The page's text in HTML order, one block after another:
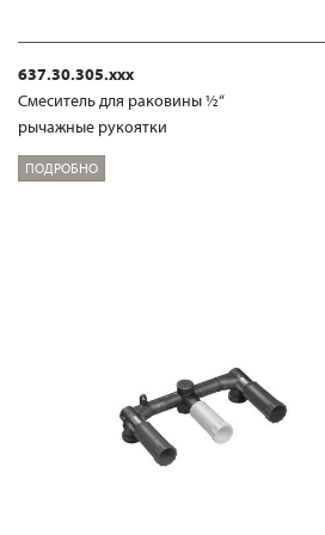
637.30.305.xxx
Смеситель для раковины ½“
рычажные рукоятки
ПОДРОБНО